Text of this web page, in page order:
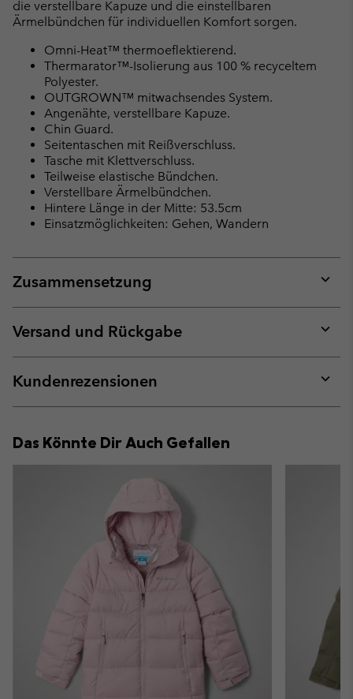
die verstellbare Kapuze und die einstellbaren
Ärmelbündchen für individuellen Komfort sorgen.
Omni-Heat™ thermoeflektierend.
Thermarator™-Isolierung aus 100 % recyceltem
Polyester.
OUTGROWN™ mitwachsendes System.
Angenähte, verstellbare Kapuze.
Chin Guard.
Seitentaschen mit Reißverschluss.
Tasche mit Klettverschluss.
Teilweise elastische Bündchen.
Verstellbare Ärmelbündchen.
Hintere Länge in der Mitte: 53.5cm
Einsatzmöglichkeiten: Gehen, Wandern
Zusammensetzung
or
Versand und Rückgabe
or
Kundenrezensionen
or
Das Könnte Dir Auch Gefallen